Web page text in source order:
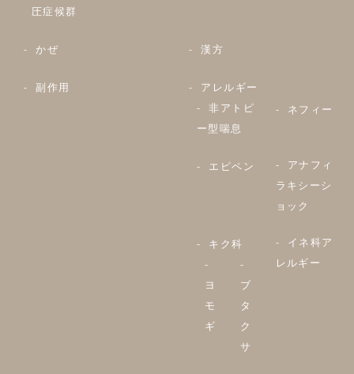
圧症候群
かぜ 漢方
副作用
アレルギー
非アトピ
ー型喘息
ネフィー
エピペン
アナフィ
ラキシーシ
ョック
キク科
ヨ
モ
ギ
ブ
タ
ク
サ
イネ科ア
レルギー